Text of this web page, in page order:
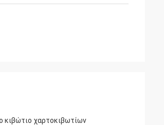
κιβώτιο χαρτοκιβωτίων